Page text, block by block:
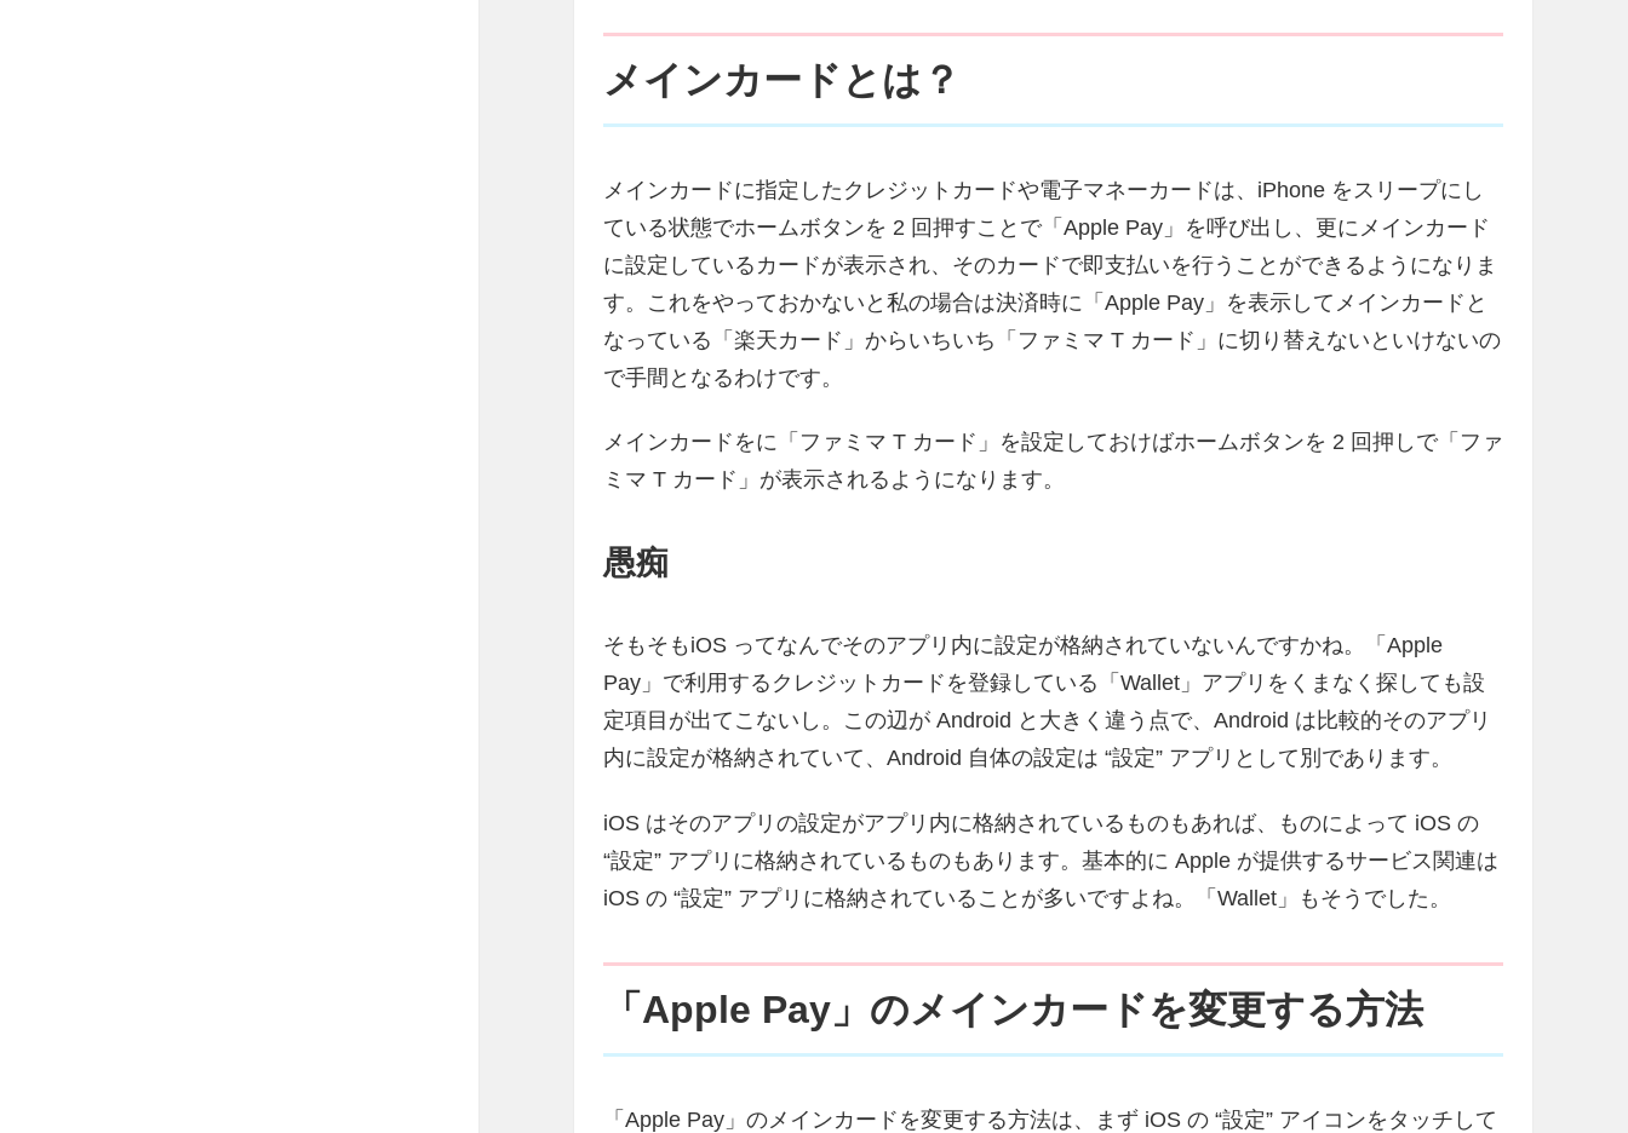
メインカードとは？
メインカードに指定したクレジットカードや電子マネーカードは、iPhone をスリープにし
ている状態でホームボタンを 2 回押すことで「Apple Pay」を呼び出し、更にメインカード
に設定しているカードが表示され、そのカードで即支払いを行うことができるようになりま
す。これをやっておかないと私の場合は決済時に「Apple Pay」を表示してメインカードと
なっている「楽天カード」からいちいち「ファミマ T カード」に切り替えないといけないの
で手間となるわけです。
メインカードをに「ファミマ T カード」を設定しておけばホームボタンを 2 回押しで「ファ
ミマ T カード」が表示されるようになります。
愚痴
そもそもiOS ってなんでそのアプリ内に設定が格納されていないんですかね。「Apple
Pay」で利用するクレジットカードを登録している「Wallet」アプリをくまなく探しても設
定項目が出てこないし。この辺が Android と大きく違う点で、Android は比較的そのアプリ
内に設定が格納されていて、Android 自体の設定は “設定” アプリとして別であります。
iOS はそのアプリの設定がアプリ内に格納されているものもあれば、ものによって iOS の
“設定” アプリに格納されているものもあります。基本的に Apple が提供するサービス関連は
iOS の “設定” アプリに格納されていることが多いですよね。「Wallet」もそうでした。
「Apple Pay」のメインカードを変更する方法
「Apple Pay」のメインカードを変更する方法は、まず iOS の “設定” アイコンをタッチして